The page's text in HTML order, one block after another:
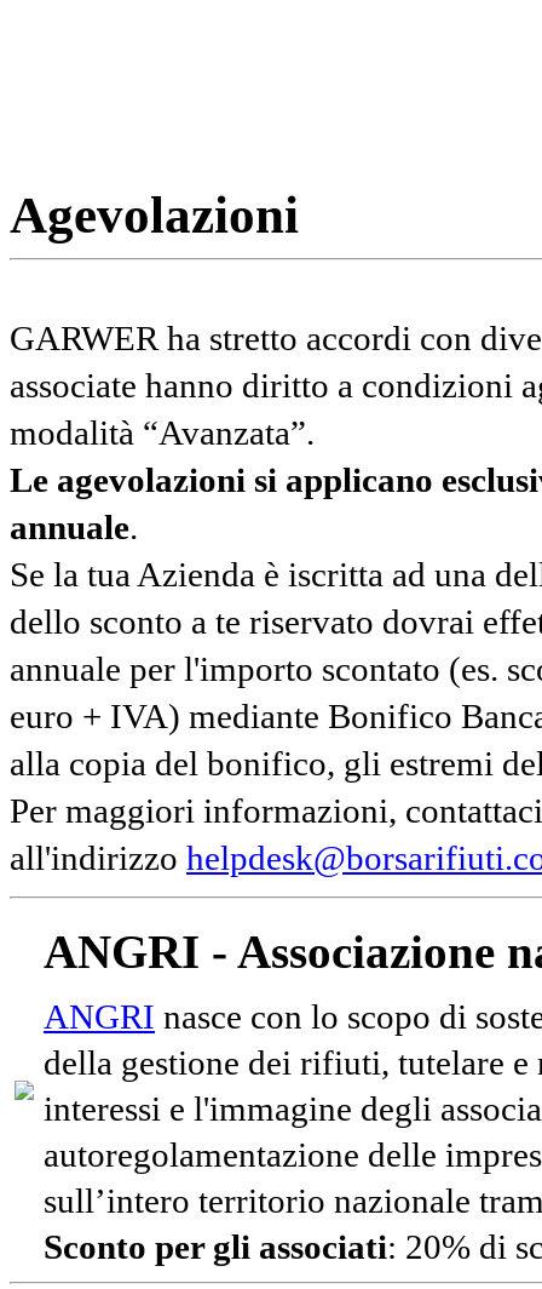
Agevolazioni
GARWER ha stretto accordi con
associate hanno diritto a condizioni
modalità “Avanzata”.
Le agevolazioni si applicano
annuale.
Se la tua Azienda è iscritta ad una
dello sconto a te riservato dovrai
annuale per l'importo scontato (es.
euro + IVA) mediante Bonifico
alla copia del bonifico, gli estremi
Per maggiori informazioni,
all'indirizzo
ANGRI - Associazione
ANGRI nasce con lo scopo di
della gestione dei rifiuti, tutelare e
interessi e l'immagine degli
autoregolamentazione delle
sull’intero territorio nazionale
Sconto per gli associati: 20% di